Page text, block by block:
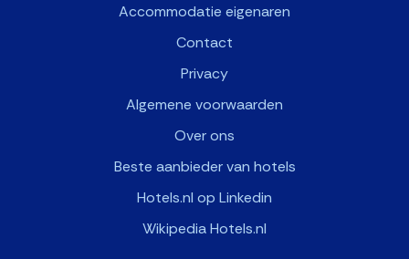
Accommodatie eigenaren
Contact
Privacy
Algemene voorwaarden
Over ons
Beste aanbieder van hotels
Hotels.nl op Linkedin
Wikipedia Hotels.nl